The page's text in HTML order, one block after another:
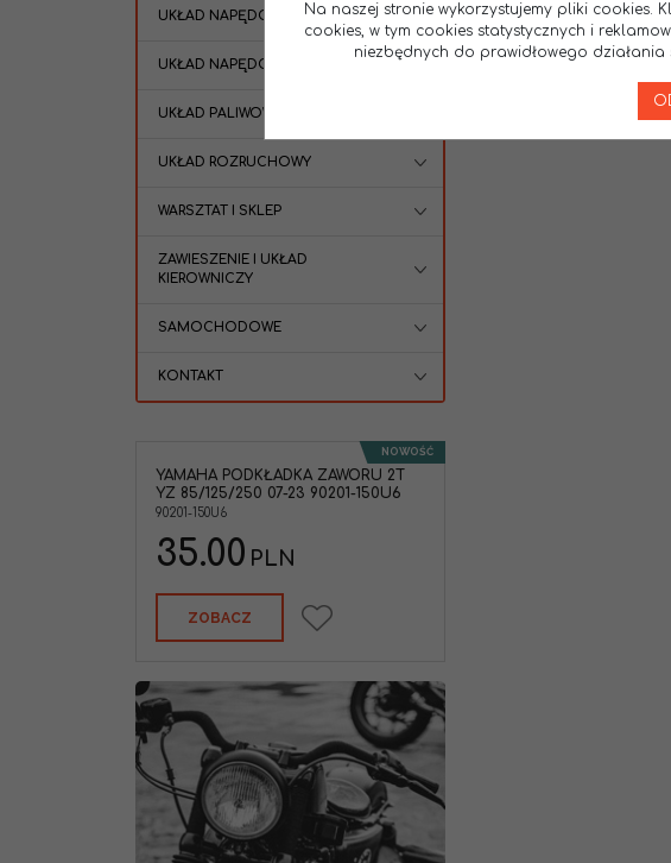
UKŁAD NAPĘDOWY ATV / UTV
UKŁAD NAPĘDOWY SKUTER
UKŁAD PALIWOWY
UKŁAD ROZRUCHOWY
WARSZTAT I SKLEP
ZAWIESZENIE I UKŁAD
KIEROWNICZY
SAMOCHODOWE
KONTAKT
NOWOŚĆ
YAMAHA PODKŁADKA ZAWORU 2T
YZ 85/125/250 07-23 90201-150U6
90201-150U6
35.00 PLN
ZOBACZ
Na naszej stronie wykorzystujemy pliki cookies.
cookies, w tym cookies statystycznych i
niezbędnych do prawidłowego